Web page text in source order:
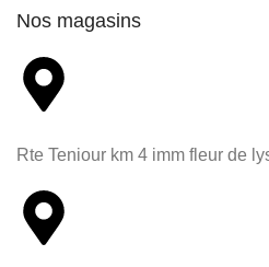
Nos magasins
Rte Teniour km 4 imm fleur de